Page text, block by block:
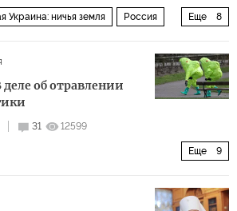
Еще 8
Украина: ничья земля Россия
об отравлении
31 12599
Еще 9